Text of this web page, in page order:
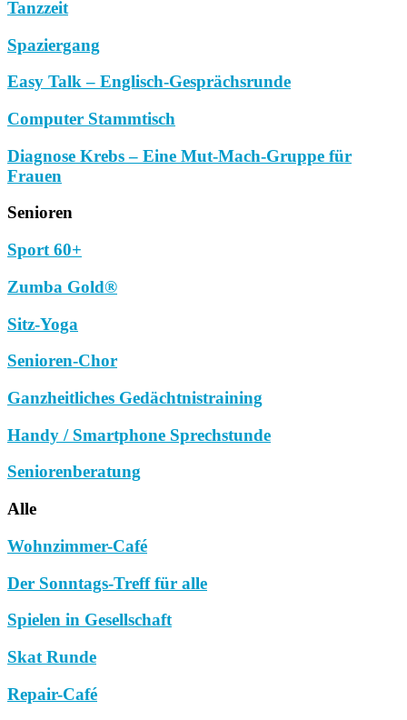
Tanzzeit
Spaziergang
Easy Talk – Englisch-Gesprächsrunde
Computer Stammtisch
Diagnose Krebs – Eine Mut-Mach-Gruppe für
Frauen
Senioren
Sport 60+
Zumba Gold®
Sitz-Yoga
Senioren-Chor
Ganzheitliches Gedächtnistraining
Handy / Smartphone Sprechstunde
Seniorenberatung
Alle
Wohnzimmer-Café
Der Sonntags-Treff für alle
Spielen in Gesellschaft
Skat Runde
Repair-Café